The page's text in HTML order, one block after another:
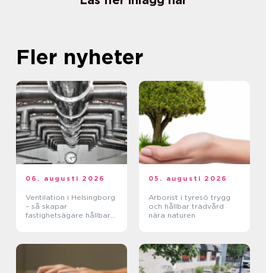
Fler nyheter
06. augusti 2026
Ventilation i Helsingborg
– så skapar
fastighetsägare hållbara
05. augusti 2026
Arborist i tyresö trygg
och hållbar trädvård
nära naturen